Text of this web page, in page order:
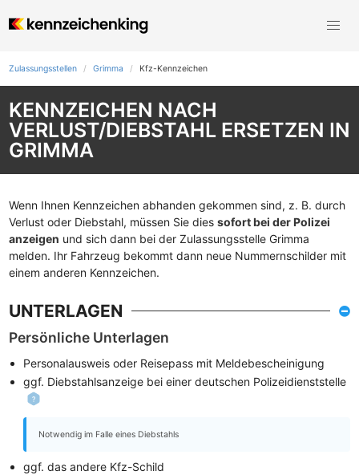
Zulassungsstellen Grimma Kfz-Kennzeichen
KENNZEICHEN NACH
VERLUST/DIEBSTAHL ERSETZEN IN
GRIMMA
Wenn Ihnen Kennzeichen abhanden gekommen sind, z. B. durch
Verlust oder Diebstahl, müssen Sie dies sofort bei der Polizei
anzeigen und sich dann bei der Zulassungsstelle Grimma
melden. Ihr Fahrzeug bekommt dann neue Nummernschilder mit
einem anderen Kennzeichen.
UNTERLAGEN
Persönliche Unterlagen
Personalausweis oder Reisepass mit Meldebescheinigung
ggf. Diebstahlsanzeige bei einer deutschen Polizeidienststelle
Notwendig im Falle eines Diebstahls
ggf. das andere Kfz-Schild